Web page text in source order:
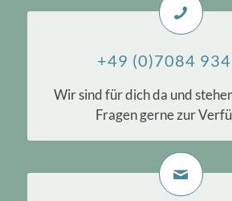
+49 (0)7084
Wir sind für dich da und
Fragen gerne zur